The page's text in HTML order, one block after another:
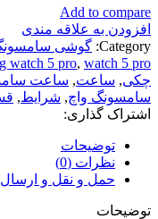
Add to compare
افزودن به علاقه مندی
Category: گوشی
watch 5 pro, watch 5 pro
چکی, ساعت, ساعت
سامسونگ واچ, شرایط,
اشتراک گذاری:
توضیحات
نظرات (0)
حمل و نقل و ارسال
توضیحات